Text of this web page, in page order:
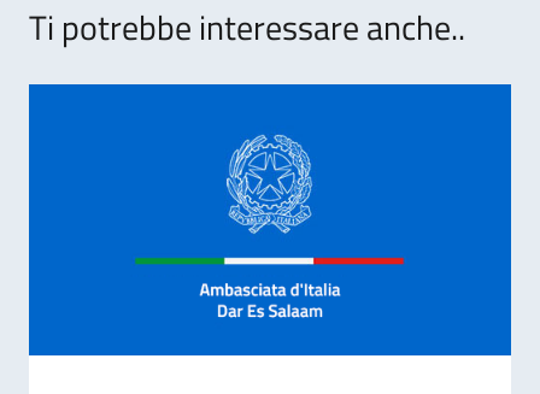
Ti potrebbe interessare anche..